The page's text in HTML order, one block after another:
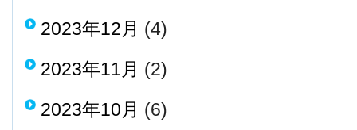
2023年12月 (4)
2023年11月 (2)
2023年10月 (6)